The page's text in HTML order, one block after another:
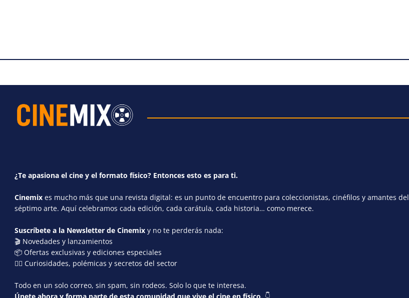
¿Te apasiona el cine y el formato físico? Entonces esto es para ti.
Cinemix es mucho más que una revista digital: es un punto de encuentro para coleccionistas, cinéfilos y amantes del
séptimo arte. Aquí celebramos cada edición, cada carátula, cada historia… como merece.
Suscríbete a la Newsletter de Cinemix y no te perderás nada:
🎬 Novedades y lanzamientos
📦 Ofertas exclusivas y ediciones especiales
🕵️‍♂️ Curiosidades, polémicas y secretos del sector
Todo en un solo correo, sin spam, sin rodeos. Solo lo que te interesa.